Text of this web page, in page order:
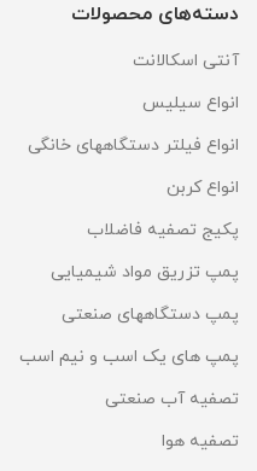
دسته‌های محصولات
آنتی اسکالانت
انواع سیلیس
انواع فیلتر دستگاههای خانگی
انواع کربن
پکیج تصفیه فاضلاب
پمپ تزریق مواد شیمیایی
پمپ دستگاههای صنعتی
پمپ های یک اسب و نیم اسب
تصفیه آب صنعتی
تصفیه هوا